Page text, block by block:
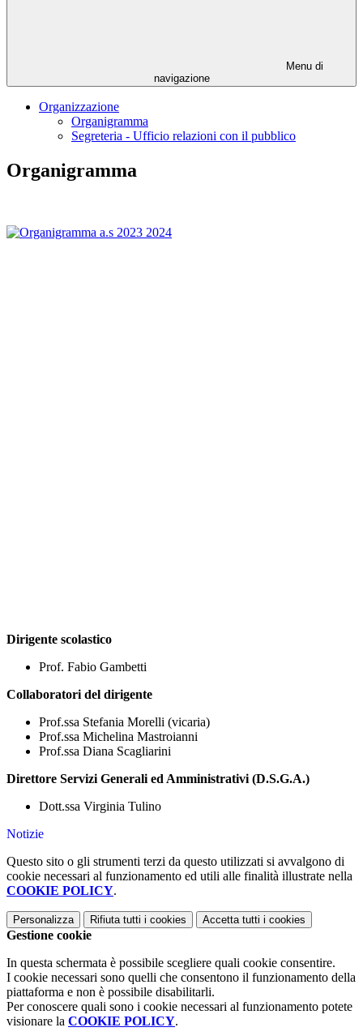
Menu di
navigazione
Organizzazione
Organigramma
Segreteria - Ufficio relazioni con il pubblico
Organigramma
Dirigente scolastico
Prof. Fabio Gambetti
Collaboratori del dirigente
Prof.ssa Stefania Morelli (vicaria)
Prof.ssa Michelina Mastroianni
Prof.ssa Diana Scagliarini
Direttore Servizi Generali ed Amministrativi (D.S.G.A.)
Dott.ssa Virginia Tulino
Notizie
Questo sito o gli strumenti terzi da questo utilizzati si avvalgono di
cookie necessari al funzionamento ed utili alle finalità illustrate nella
COOKIE POLICY.
Personalizza Rifiuta tutti i cookies Accetta tutti i cookies
Gestione cookie
In questa schermata è possibile scegliere quali cookie consentire.
I cookie necessari sono quelli che consentono il funzionamento della
piattaforma e non è possibile disabilitarli.
Per conoscere quali sono i cookie necessari al funzionamento potete
visionare la COOKIE POLICY.